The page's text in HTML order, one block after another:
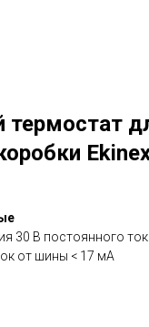
30 В постоянного
от шины < 17 мА